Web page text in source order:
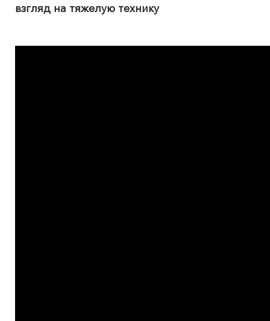
взгляд на тяжелую технику